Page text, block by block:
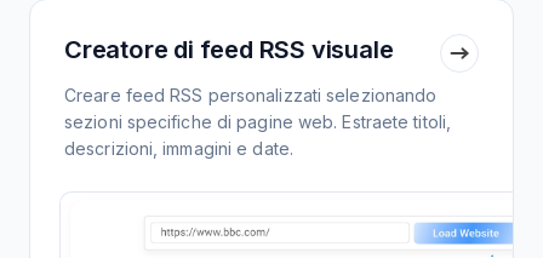
Creatore di feed RSS visuale
Creare feed RSS personalizzati selezionando
sezioni specifiche di pagine web. Estraete titoli,
descrizioni, immagini e date.